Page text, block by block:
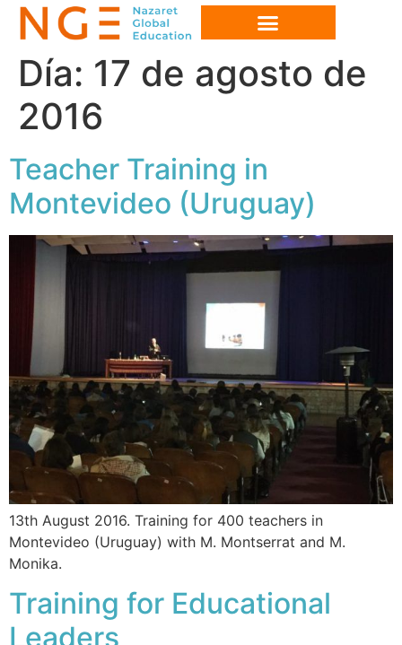
Día: 17 de agosto de
2016
Teacher Training in
Montevideo (Uruguay)
13th August 2016. Training for 400 teachers in
Montevideo (Uruguay) with M. Montserrat and M.
Monika.
Training for Educational
Leaders